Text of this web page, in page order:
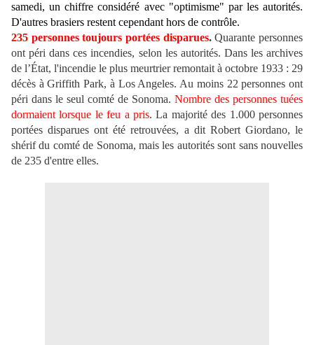
samedi, un chiffre considéré avec "optimisme" par les autorités.
D'autres brasiers restent cependant hors de contrôle.
235 personnes toujours portées disparues.Quarante personnes
ont péri dans ces incendies, selon les autorités. Dans les archives
de l’État, l'incendie le plus meurtrier remontait à octobre 1933 : 29
décès à Griffith Park, à Los Angeles. Au moins 22 personnes ont
péri dans le seul comté de Sonoma. Nombre des personnes tuées
dormaient lorsque le feu a pris. La majorité des 1.000 personnes
portées disparues ont été retrouvées, a dit Robert Giordano, le
shérif du comté de Sonoma, mais les autorités sont sans nouvelles
de 235 d'entre elles.